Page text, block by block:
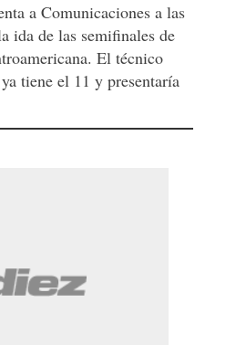
a Comunicaciones a las
ida de las semifinales de
El técnico
tiene el 11 y presentaría